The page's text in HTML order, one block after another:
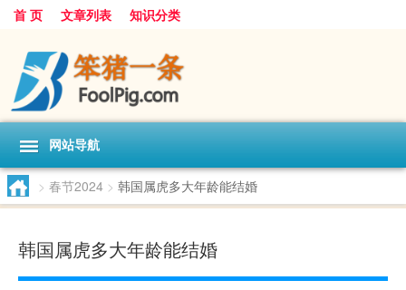
首 页 文章列表 知识分类
网站导航
> 春节2024 > 韩国属虎多大年龄能结婚
韩国属虎多大年龄能结婚